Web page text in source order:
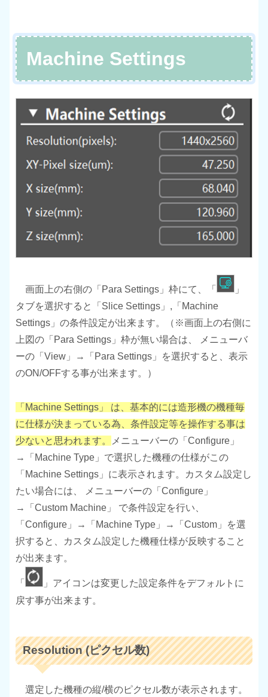
Machine Settings
画面上の右側の「Para Settings」枠にて、「
」
タブを選択すると「Slice Settings」,「Machine
Settings」の条件設定が出来ます。（※画面上の右側に
上図の「Para Settings」枠が無い場合は、 メニューバ
ーの「View」→「Para Settings」を選択すると、表示
のON/OFFする事が出来ます。）
「Machine Settings」 は、基本的には造形機の機種毎
に仕様が決まっている為、条件設定等を操作する事は
少ないと思われます。
メニューバーの「Configure」
→「Machine Type」で選択した機種の仕様がこの
「Machine Settings」に表示されます。カスタム設定し
たい場合には、 メニューバーの「Configure」
→「Custom Machine」 で条件設定を行い、
「Configure」→「Machine Type」→「Custom」を選
択すると、カスタム設定した機種仕様が反映すること
が出来ます。
「
」アイコンは変更した設定条件をデフォルトに
戻す事が出来ます。
Resolution (ピクセル数)
選定した機種の縦/横のピクセル数が表示されます。